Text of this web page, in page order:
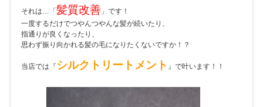
それは…「髪質改善 」です！
一度するだけでつやんつやんな髪が続いたり、
指通りが良くなったり、
思わず振り向かれる髪の毛になりたくないですか！？
当店では『 シルクトリートメント 』で叶います！！